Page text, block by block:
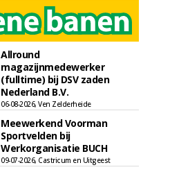
Allround
magazijnmedewerker
(fulltime) bij DSV zaden
Nederland B.V.
06-08-2026, Ven Zelderheide
Meewerkend Voorman
Sportvelden bij
Werkorganisatie BUCH
09-07-2026, Castricum en Uitgeest